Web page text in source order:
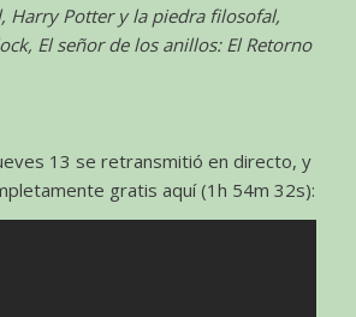
Harry Potter y la piedra filosofal,
El señor de los anillos: El Retorno
13 se retransmitió en directo, y
gratis aquí (1h 54m 32s):